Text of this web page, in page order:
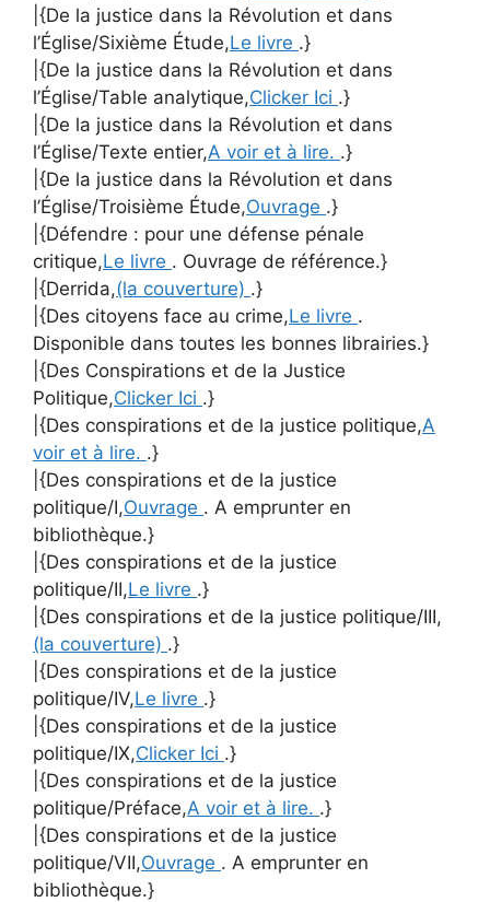
|{De la justice dans la Révolution et dans
l’Église/Sixième Étude,Le livre .}
|{De la justice dans la Révolution et dans
l’Église/Table analytique,Clicker Ici .}
|{De la justice dans la Révolution et dans
l’Église/Texte entier,A voir et à lire. .}
|{De la justice dans la Révolution et dans
l’Église/Troisième Étude,Ouvrage .}
|{Défendre : pour une défense pénale
critique,Le livre . Ouvrage de référence.}
|{Derrida,(la couverture) .}
|{Des citoyens face au crime,Le livre .
Disponible dans toutes les bonnes librairies.}
|{Des Conspirations et de la Justice
Politique,Clicker Ici .}
|{Des conspirations et de la justice politique,A
voir et à lire. .}
|{Des conspirations et de la justice
politique/I,Ouvrage . A emprunter en
bibliothèque.}
|{Des conspirations et de la justice
politique/II,Le livre .}
|{Des conspirations et de la justice politique/III,
(la couverture) .}
|{Des conspirations et de la justice
politique/IV,Le livre .}
|{Des conspirations et de la justice
politique/IX,Clicker Ici .}
|{Des conspirations et de la justice
politique/Préface,A voir et à lire. .}
|{Des conspirations et de la justice
politique/VII,Ouvrage . A emprunter en
bibliothèque.}